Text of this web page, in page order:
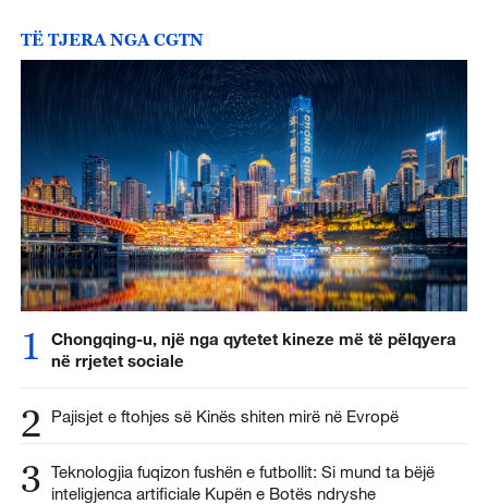
TË TJERA NGA CGTN
1
Chongqing-u, një nga qytetet kineze më të pëlqyera
në rrjetet sociale
2 Pajisjet e ftohjes së Kinës shiten mirë në Evropë
3 Teknologjia fuqizon fushën e futbollit: Si mund ta bëjë
inteligjenca artificiale Kupën e Botës ndryshe